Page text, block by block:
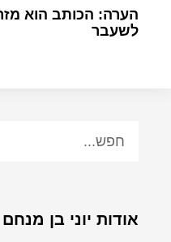
הערה: הכותב הוא
לשעבר
אודות יוני בן מנחם